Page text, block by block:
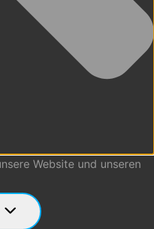
Website und unseren